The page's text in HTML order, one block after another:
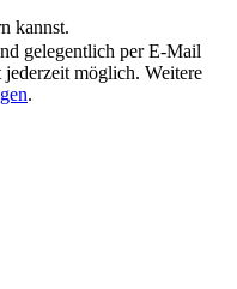
kannst.
gelegentlich per E-Mail
möglich. Weitere
.